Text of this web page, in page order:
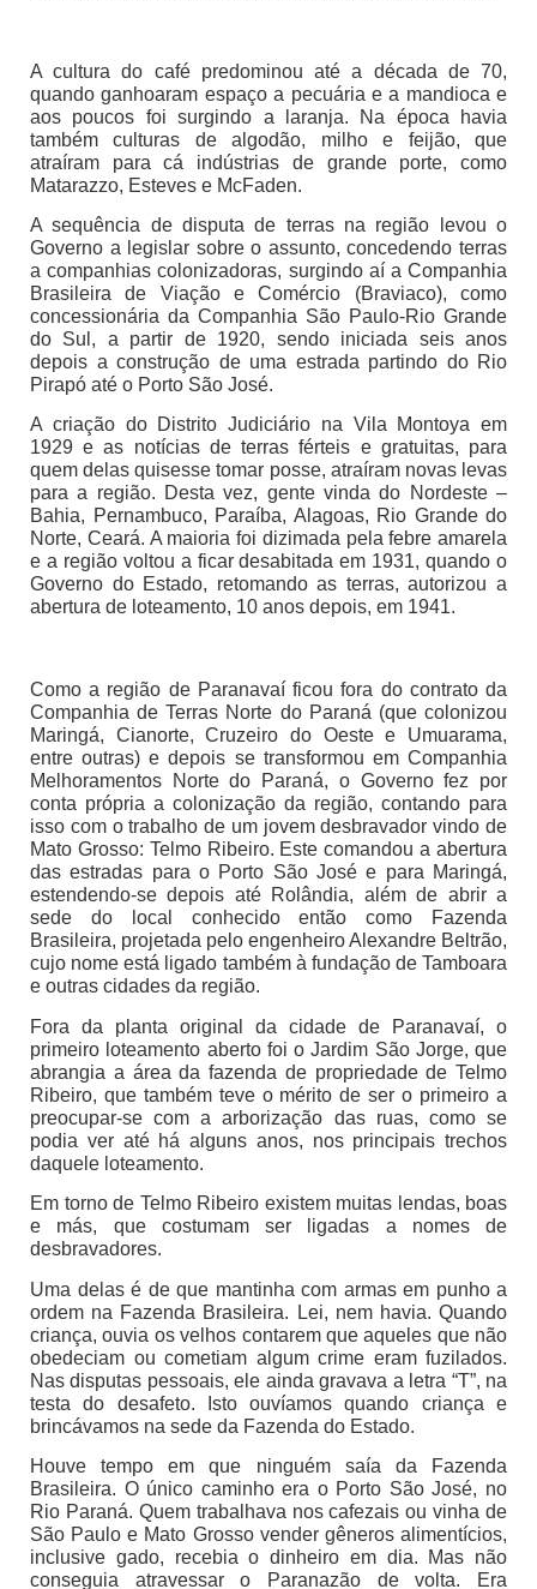
A cultura do café predominou até a década de 70,
quando ganhoaram espaço a pecuária e a mandioca e
aos poucos foi surgindo a laranja. Na época havia
também culturas de algodão, milho e feijão, que
atraíram para cá indústrias de grande porte, como
Matarazzo, Esteves e McFaden.
A sequência de disputa de terras na região levou o
Governo a legislar sobre o assunto, concedendo terras
a companhias colonizadoras, surgindo aí a Companhia
Brasileira de Viação e Comércio (Braviaco), como
concessionária da Companhia São Paulo-Rio Grande
do Sul, a partir de 1920, sendo iniciada seis anos
depois a construção de uma estrada partindo do Rio
Pirapó até o Porto São José.
A criação do Distrito Judiciário na Vila Montoya em
1929 e as notícias de terras férteis e gratuitas, para
quem delas quisesse tomar posse, atraíram novas levas
para a região. Desta vez, gente vinda do Nordeste –
Bahia, Pernambuco, Paraíba, Alagoas, Rio Grande do
Norte, Ceará. A maioria foi dizimada pela febre amarela
e a região voltou a ficar desabitada em 1931, quando o
Governo do Estado, retomando as terras, autorizou a
abertura de loteamento, 10 anos depois, em 1941.
Como a região de Paranavaí ficou fora do contrato da
Companhia de Terras Norte do Paraná (que colonizou
Maringá, Cianorte, Cruzeiro do Oeste e Umuarama,
entre outras) e depois se transformou em Companhia
Melhoramentos Norte do Paraná, o Governo fez por
conta própria a colonização da região, contando para
isso com o trabalho de um jovem desbravador vindo de
Mato Grosso: Telmo Ribeiro. Este comandou a abertura
das estradas para o Porto São José e para Maringá,
estendendo-se depois até Rolândia, além de abrir a
sede do local conhecido então como Fazenda
Brasileira, projetada pelo engenheiro Alexandre Beltrão,
cujo nome está ligado também à fundação de Tamboara
e outras cidades da região.
Fora da planta original da cidade de Paranavaí, o
primeiro loteamento aberto foi o Jardim São Jorge, que
abrangia a área da fazenda de propriedade de Telmo
Ribeiro, que também teve o mérito de ser o primeiro a
preocupar-se com a arborização das ruas, como se
podia ver até há alguns anos, nos principais trechos
daquele loteamento.
Em torno de Telmo Ribeiro existem muitas lendas, boas
e más, que costumam ser ligadas a nomes de
desbravadores.
Uma delas é de que mantinha com armas em punho a
ordem na Fazenda Brasileira. Lei, nem havia. Quando
criança, ouvia os velhos contarem que aqueles que não
obedeciam ou cometiam algum crime eram fuzilados.
Nas disputas pessoais, ele ainda gravava a letra “T”, na
testa do desafeto. Isto ouvíamos quando criança e
brincávamos na sede da Fazenda do Estado.
Houve tempo em que ninguém saía da Fazenda
Brasileira. O único caminho era o Porto São José, no
Rio Paraná. Quem trabalhava nos cafezais ou vinha de
São Paulo e Mato Grosso vender gêneros alimentícios,
inclusive gado, recebia o dinheiro em dia. Mas não
conseguia atravessar o Paranazão de volta. Era